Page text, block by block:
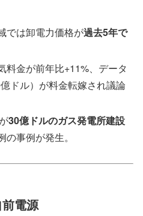
では卸電力価格が過去5年で
料金が前年比+11%、データ
ドル）が料金転嫁され議論
30億ドルのガス発電所建設
の事例が発生。
電源